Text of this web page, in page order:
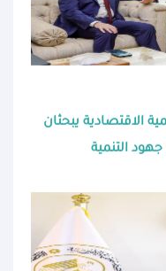
الاقتصادية يبحثان
التنمية